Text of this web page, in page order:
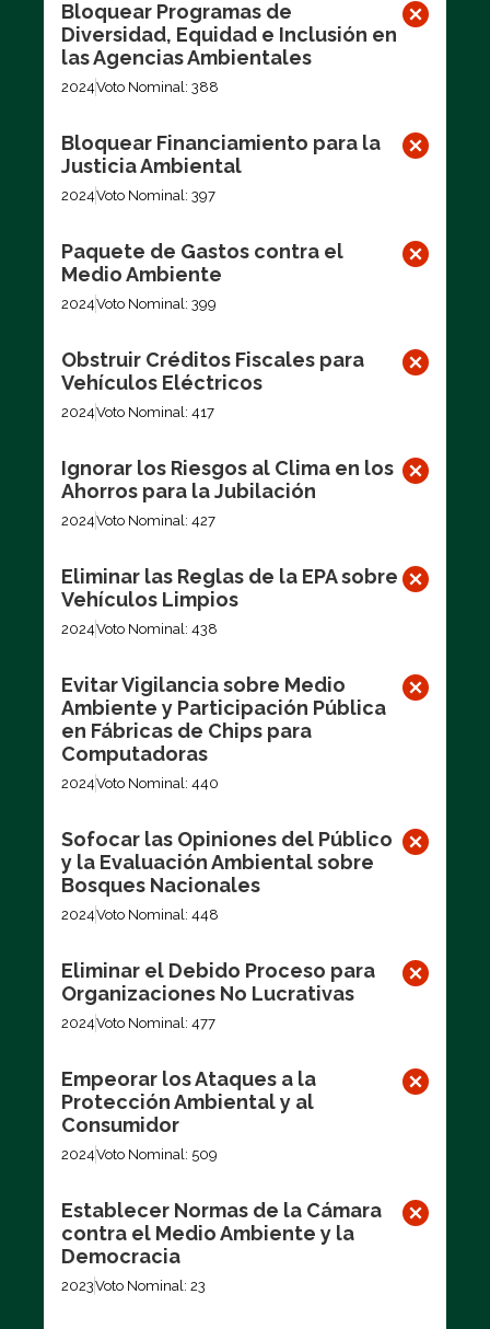
Bloquear Programas de
Diversidad, Equidad e Inclusión en
las Agencias Ambientales
2024Voto Nominal: 388
Bloquear Financiamiento para la
Justicia Ambiental
2024Voto Nominal: 397
Paquete de Gastos contra el
Medio Ambiente
2024Voto Nominal: 399
Obstruir Créditos Fiscales para
Vehículos Eléctricos
2024Voto Nominal: 417
Ignorar los Riesgos al Clima en los
Ahorros para la Jubilación
2024Voto Nominal: 427
Eliminar las Reglas de la EPA sobre
Vehículos Limpios
2024Voto Nominal: 438
Evitar Vigilancia sobre Medio
Ambiente y Participación Pública
en Fábricas de Chips para
Computadoras
2024Voto Nominal: 440
Sofocar las Opiniones del Público
y la Evaluación Ambiental sobre
Bosques Nacionales
2024Voto Nominal: 448
Eliminar el Debido Proceso para
Organizaciones No Lucrativas
2024Voto Nominal: 477
Empeorar los Ataques a la
Protección Ambiental y al
Consumidor
2024Voto Nominal: 509
Establecer Normas de la Cámara
contra el Medio Ambiente y la
Democracia
2023Voto Nominal: 23